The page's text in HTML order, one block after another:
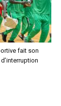
fait son